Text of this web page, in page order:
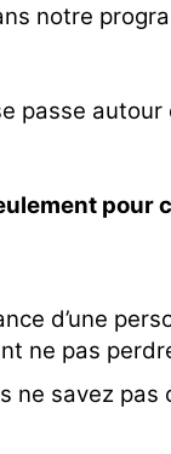
notre
passe
pour
d’une
ne pas
ne savez